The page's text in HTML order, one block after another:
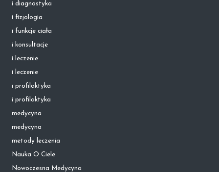
i diagnostyka
i fizjologia
i funkcje ciała
i konsultacje
i leczenie
i leczenie
i profilaktyka
i profilaktyka
medycyna
medycyna
metody leczenia
Nauka O Ciele
Nowoczesna Medycyna